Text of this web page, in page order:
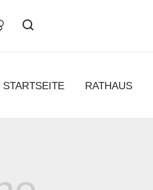
STARTSEITE RATHAUS